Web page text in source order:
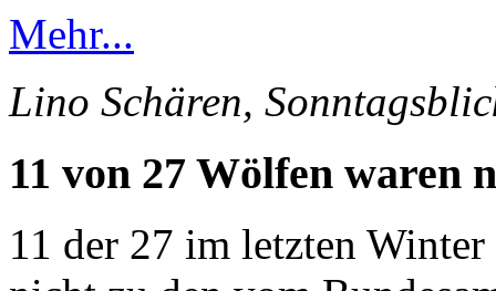
Mehr...
Lino Schären,
11 von 27 Wölfen waren
11 der 27 im letzten